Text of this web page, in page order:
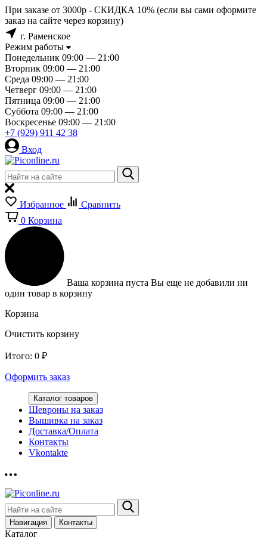
При заказе от 3000р - СКИДКА 10% (если вы сами оформите
заказ на сайте через корзину)
г. Раменское
Режим работы
Понедельник 09:00 — 21:00
Вторник 09:00 — 21:00
Среда 09:00 — 21:00
Четверг 09:00 — 21:00
Пятница 09:00 — 21:00
Суббота 09:00 — 21:00
Воскресенье 09:00 — 21:00
+7 (929) 911 42 38
Вход
Избранное
Сравнить
0 Корзина
Ваша корзина пуста Вы еще не добавили ни
один товар в корзину
Корзина
Очистить корзину
Итого: 0 ₽
Оформить заказ
Каталог товаров
Шевроны на заказ
Вышивка на заказ
Доставка/Оплата
Контакты
Vkontakte
Навигация Контакты
Каталог